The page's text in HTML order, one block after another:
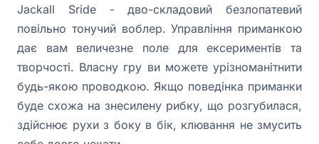
Jackall Sride - дво-складовий безлопатевий
повільно тонучий воблер. Управління приманкою
дає вам величезне поле для ексериментів та
творчості. Власну гру ви можете урізноманітнити
будь-якою проводкою. Якщо поведінка приманки
буде схожа на знесилену рибку, що розгубилася,
здійснює рухи з боку в бік, клювання не змусить